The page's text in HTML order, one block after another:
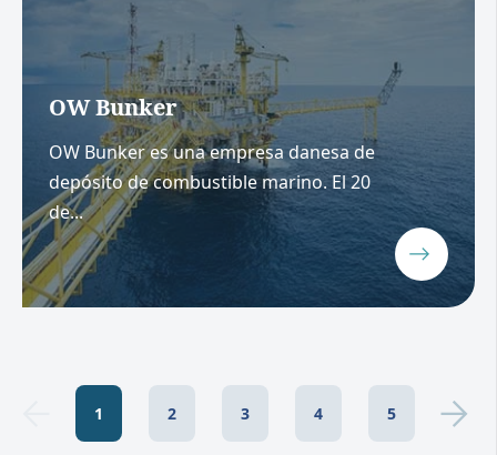
OW Bunker
OW Bunker es una empresa danesa de
depósito de combustible marino. El 20
de...
1 2 3 4 5